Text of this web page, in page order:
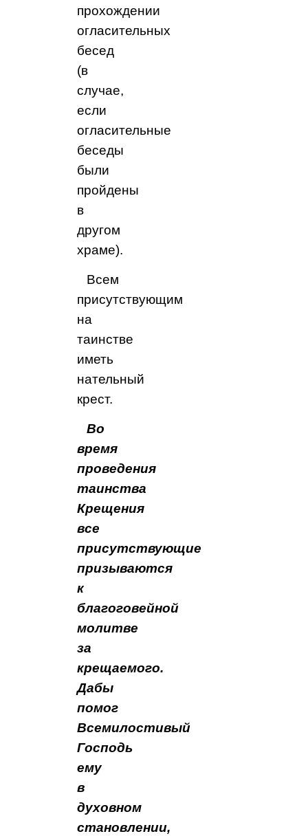
прохождении
огласительных
бесед
(в
случае,
если
огласительные
беседы
были
пройдены
в
другом
храме).
Всем
присутствующим
на
таинстве
иметь
нательный
крест.
Во
время
проведения
таинства
Крещения
все
присутствующие
призываются
к
благоговейной
молитве
за
крещаемого.
Дабы
помог
Всемилостивый
Господь
ему
в
духовном
становлении,